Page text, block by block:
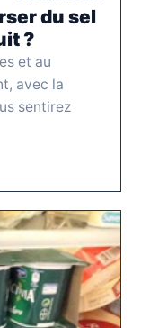
du sel
?
et au
avec la
sentirez